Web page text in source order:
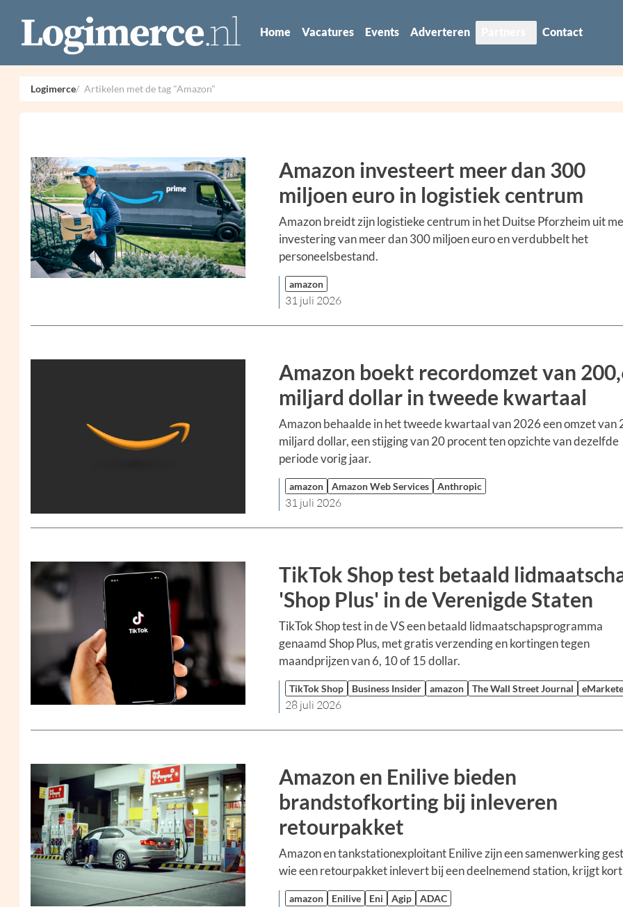
Home Vacatures Events Adverteren Contact
Logimerce Artikelen met de tag "Amazon"
Amazon investeert meer dan 300
miljoen euro in logistiek centrum
Amazon breidt zijn logistieke centrum in het Duitse Pforzheim uit
investering van meer dan 300 miljoen euro en verdubbelt het
personeelsbestand.
amazon
31 juli 2026
Amazon boekt recordomzet van
miljard dollar in tweede kwartaal
Amazon behaalde in het tweede kwartaal van 2026 een omzet van
miljard dollar, een stijging van 20 procent ten opzichte van dezelfde
periode vorig jaar.
amazon Amazon Web Services Anthropic
31 juli 2026
TikTok Shop test betaald
'Shop Plus' in de Verenigde Staten
TikTok Shop test in de VS een betaald lidmaatschapsprogramma
genaamd Shop Plus, met gratis verzending en kortingen tegen
maandprijzen van 6, 10 of 15 dollar.
TikTok Shop Business Insider amazon The Wall Street Journal
28 juli 2026
Amazon en Enilive bieden
brandstofkorting bij inleveren
retourpakket
Amazon en tankstationexploitant Enilive zijn een samenwerking
wie een retourpakket inlevert bij een deelnemend station, krijgt
amazon Enilive Eni Agip ADAC